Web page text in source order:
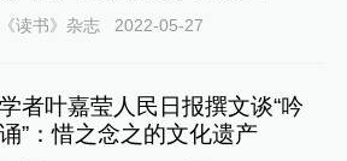
《读书》杂志 2022-05-27
学者叶嘉莹人民日报撰文谈“吟
诵”：惜之念之的文化遗产